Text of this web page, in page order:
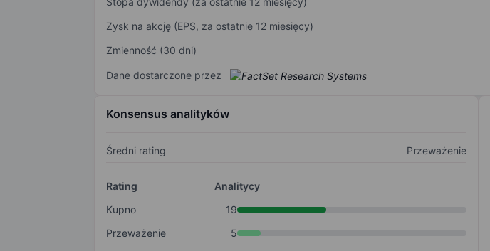
Zysk na akcję (EPS, za ostatnie 12 miesięcy)
Zmienność (30 dni)
Dane dostarczone przez
Konsensus analityków
Średni rating Przeważenie
Rating
Analitycy
Kupno
19
Przeważenie
5